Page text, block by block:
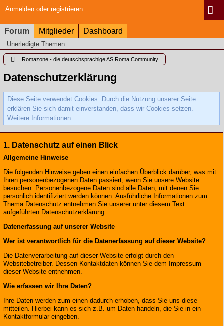
Anmelden oder registrieren
Forum Mitglieder Dashboard
Unerledigte Themen
Romazone - die deutschsprachige AS Roma Community
Datenschutzerklärung
Diese Seite verwendet Cookies. Durch die Nutzung unserer Seite
erklären Sie sich damit einverstanden, dass wir Cookies setzen.
Weitere Informationen
1. Datenschutz auf einen Blick
Allgemeine Hinweise
Die folgenden Hinweise geben einen einfachen Überblick darüber, was mit
Ihren personenbezogenen Daten passiert, wenn Sie unsere Website
besuchen. Personenbezogene Daten sind alle Daten, mit denen Sie
persönlich identifiziert werden können. Ausführliche Informationen zum
Thema Datenschutz entnehmen Sie unserer unter diesem Text
aufgeführten Datenschutzerklärung.
Datenerfassung auf unserer Website
Wer ist verantwortlich für die Datenerfassung auf dieser Website?
Die Datenverarbeitung auf dieser Website erfolgt durch den
Websitebetreiber. Dessen Kontaktdaten können Sie dem Impressum
dieser Website entnehmen.
Wie erfassen wir Ihre Daten?
Ihre Daten werden zum einen dadurch erhoben, dass Sie uns diese
mitteilen. Hierbei kann es sich z.B. um Daten handeln, die Sie in ein
Kontaktformular eingeben.